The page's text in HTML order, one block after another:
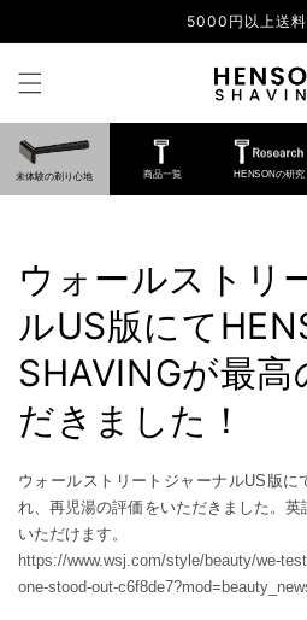
5000円以上送料
未体験の剃り心地 商品一覧 HENSONの研究
ウォールストリ
ルUS版にて
SHAVINGが最高
だきました！
ウォールストリートジャーナルUS版に
れ、再児湯の評価をいただきました。
いただけます。
https://www.wsj.com/style/beauty/we-
one-stood-out-